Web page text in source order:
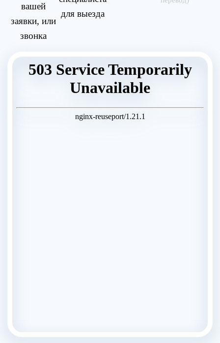
вашей
заявки, или
звонка
для выезда
Кодирование от наркозависимости — цена